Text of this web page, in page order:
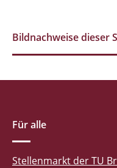
Bildnachweise dieser
Für alle
Stellenmarkt der TU